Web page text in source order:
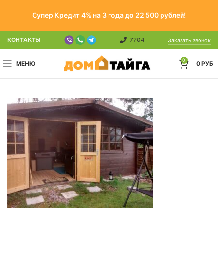
Супер Кредит 4% на 3 года до 22 500 рублей!
КОНТАКТЫ 7704 Заказать звонок
МЕНЮ 0 0 РУБ